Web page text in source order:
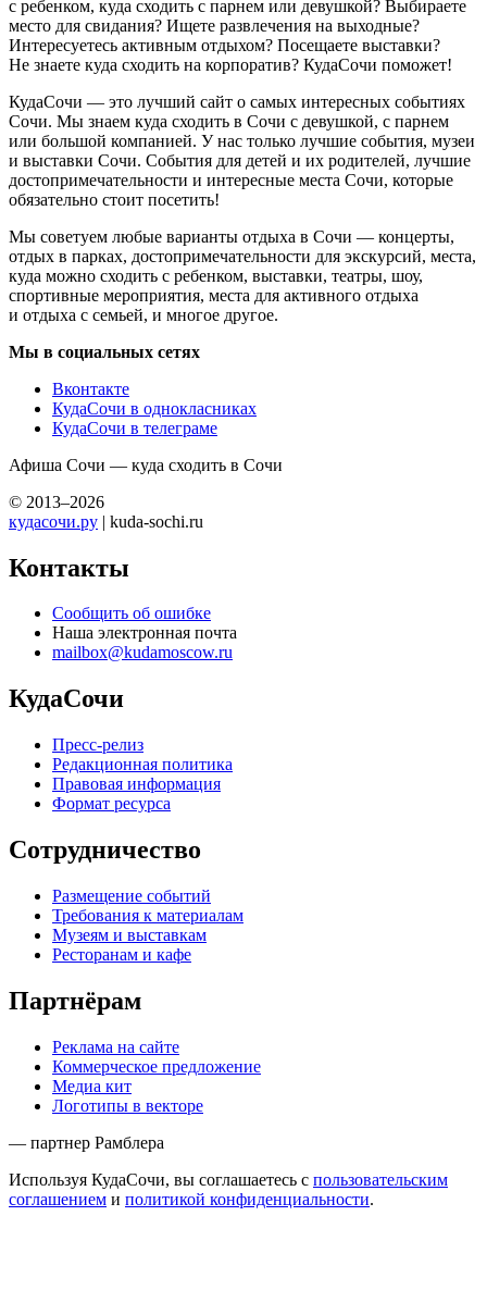
с ребенком, куда сходить с парнем или девушкой? Выбираете
место для свидания? Ищете развлечения на выходные?
Интересуетесь активным отдыхом? Посещаете выставки?
Не знаете куда сходить на корпоратив? КудаСочи поможет!
КудаСочи — это лучший сайт о самых интересных событиях
Сочи. Мы знаем куда сходить в Сочи с девушкой, с парнем
или большой компанией. У нас только лучшие события, музеи
и выставки Сочи. События для детей и их родителей, лучшие
достопримечательности и интересные места Сочи, которые
обязательно стоит посетить!
Мы советуем любые варианты отдыха в Сочи — концерты,
отдых в парках, достопримечательности для экскурсий, места,
куда можно сходить с ребенком, выставки, театры, шоу,
спортивные мероприятия, места для активного отдыха
и отдыха с семьей, и многое другое.
Мы в социальных сетях
Вконтакте
КудаСочи в однокласниках
КудаСочи в телеграме
Афиша Сочи — куда сходить в Сочи
© 2013–2026
кудасочи.ру | kuda-sochi.ru
Контакты
Сообщить об ошибке
Наша электронная почта
mailbox@kudamoscow.ru
КудаСочи
Пресс-релиз
Редакционная политика
Правовая информация
Формат ресурса
Сотрудничество
Размещение событий
Требования к материалам
Музеям и выставкам
Ресторанам и кафе
Партнёрам
Реклама на сайте
Коммерческое предложение
Медиа кит
Логотипы в векторе
— партнер Рамблера
Используя КудаСочи, вы соглашаетесь с пользовательским
соглашением и политикой конфиденциальности.